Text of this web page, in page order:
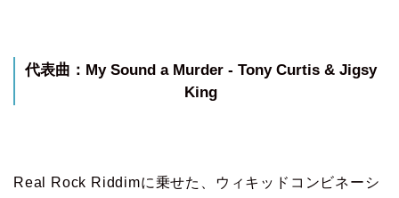
代表曲：My Sound a Murder - Tony Curtis & Jigsy
King
Real Rock Riddimに乗せた、ウィキッドコンビネーシ